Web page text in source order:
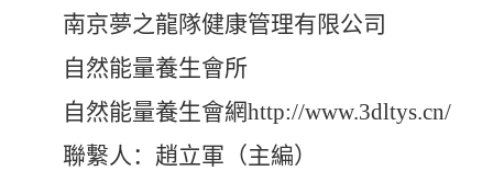
南京夢之龍隊健康管理有限公司
自然能量養生會所
自然能量養生會網http://www.3dltys.cn/
聯繫人：趙立軍（主編）